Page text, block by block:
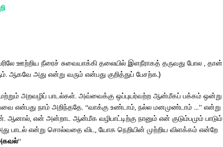
ஊற்றிய நீரைச் சுவையாக்கி தலையில் இளநீராகத் தருவது போல , தான்
ஆகவே அது என்று வரும் என்பது குறித்துப் பேசற்க.)
அறவழிப் பாடல்கள். அவ்வைக்கு ஒப்புயர்வற்ற ஆன்மீகப் பக்கம் ஒன்று
என்பது நாம் அறிந்ததே. “வாக்கு உண்டாம், நல்ல மனமுண்டாம் …” என்று
என் அன்றாட ஆன்மீக வழிபாட்டிற்கு நானும் என் குடும்பமும் பாடும்
பாடல் என்று சொல்வதை விட, யோக நெறியின் முற்றிய விளக்கம் என்றே
“